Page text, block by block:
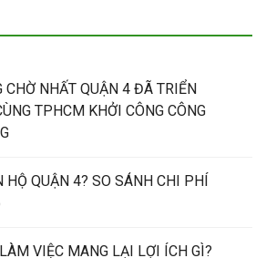
CHỜ NHẤT QUẬN 4 ĐÃ TRIỂN
TPHCM KHỞI CÔNG CÔNG
HỘ QUẬN 4? SO SÁNH CHI PHÍ
VIỆC MANG LẠI LỢI ÍCH GÌ?